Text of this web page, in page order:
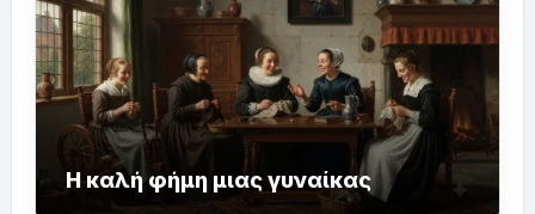
Η καλή φήμη μιας γυναίκας